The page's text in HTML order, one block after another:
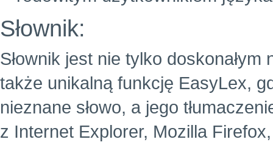
Słownik:
Słownik jest nie tylko
także unikalną funkcję EasyLex,
nieznane słowo, a jego
z Internet Explorer, Mozilla